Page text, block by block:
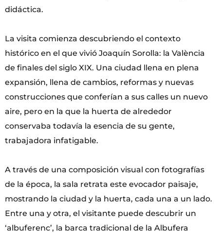
didáctica.
La visita comienza descubriendo el contexto
histórico en el que vivió Joaquín Sorolla: la València
de finales del siglo XIX. Una ciudad llena en plena
expansión, llena de cambios, reformas y nuevas
construcciones que conferían a sus calles un nuevo
aire, pero en la que la huerta de alrededor
conservaba todavía la esencia de su gente,
trabajadora infatigable.
A través de una composición visual con fotografías
de la época, la sala retrata este evocador paisaje,
mostrando la ciudad y la huerta, cada una a un lado.
Entre una y otra, el visitante puede descubrir un
‘albuferenc’, la barca tradicional de la Albufera